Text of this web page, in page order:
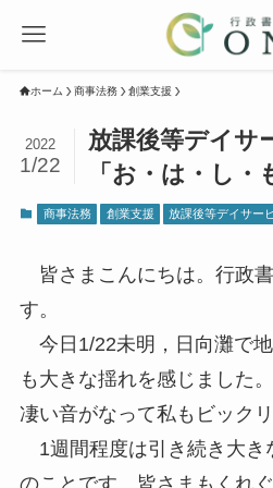
ホーム 商事法務 創業支援
放課後等デイサ
「お・は・し・
2022
1/22
商事法務 創業支援 放課後等デイサー
皆さまこんにちは。行政
す。
今日1/22未明，日向灘で
も大きな揺れを感じました
凄い音がなって私もビックリ
1週間程度は引き続き大き
のことです。皆さまもくれ